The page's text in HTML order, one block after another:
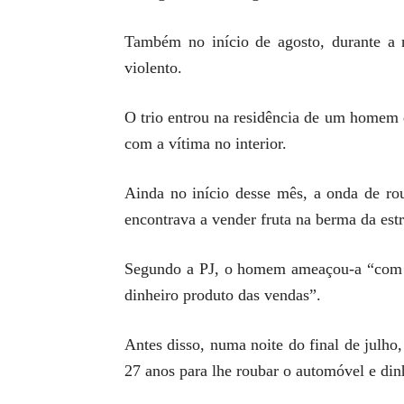
Também no início de agosto, durante
violento.
O trio entrou na residência de um
com a vítima no interior.
Ainda no início desse mês, a onda de
encontrava a vender fruta na berma da
Segundo a PJ, o homem ameaçou-a
dinheiro produto das vendas”.
Antes disso, numa noite do final de
27 anos para lhe roubar o automóvel e